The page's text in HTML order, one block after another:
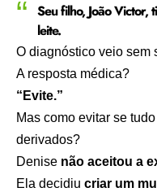
Seu filho, João Victor,
leite.
O diagnóstico veio sem
A resposta médica?
“Evite.”
Mas como evitar se
derivados?
Denise não aceitou a
Ela decidiu criar um